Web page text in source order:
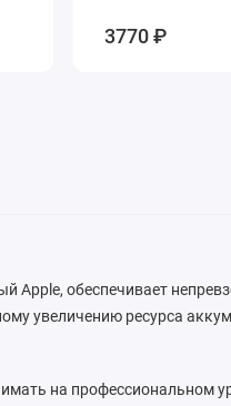
3770 ₽
Apple, обеспечивает
увеличению ресурса
на профессиональном